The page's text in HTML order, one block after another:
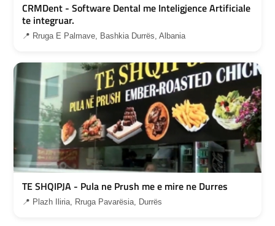
CRMDent - Software Dental me Inteligjence Artificiale
te integruar.
📍 Rruga E Palmave, Bashkia Durrës, Albania
TE SHQIPJA - Pula ne Prush me e mire ne Durres
📍 Plazh Iliria, Rruga Pavarësia, Durrës